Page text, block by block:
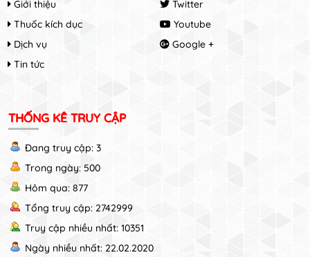
Giới thiệu
Thuốc kích dục
Dịch vụ
Tin tức
Twitter
Youtube
Google +
THỐNG KÊ TRUY CẬP
Đang truy cập: 3
Trong ngày: 500
Hôm qua: 877
Tổng truy cập: 2742999
Truy cập nhiều nhất: 10351
Ngày nhiều nhất: 22.02.2020